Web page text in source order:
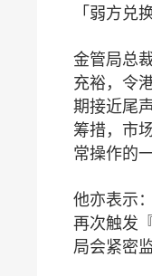
「弱方兑
金管局总
充裕，令
期接近尾
筹措，市
常操作的
他亦表示
再次触发
局会紧密